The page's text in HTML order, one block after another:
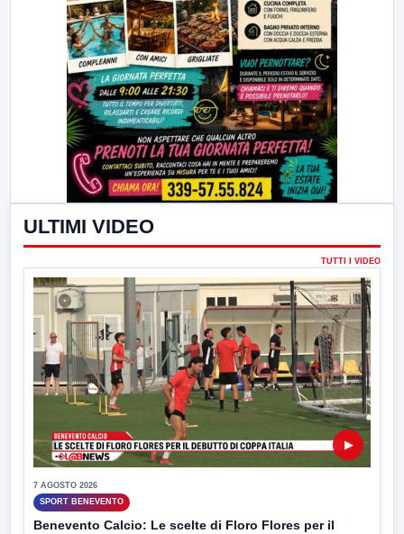
ULTIMI VIDEO
TUTTI I VIDEO
▶
7 AGOSTO 2026
SPORT BENEVENTO
Benevento Calcio: Le scelte di Floro Flores per il